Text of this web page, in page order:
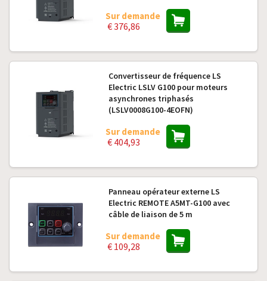
Sur demande
€ 376,86
Convertisseur de fréquence LS
Electric LSLV G100 pour moteurs
asynchrones triphasés
(LSLV0008G100-4EOFN)
Sur demande
€ 404,93
Panneau opérateur externe LS
Electric REMOTE A5MT-G100 avec
câble de liaison de 5 m
Sur demande
€ 109,28